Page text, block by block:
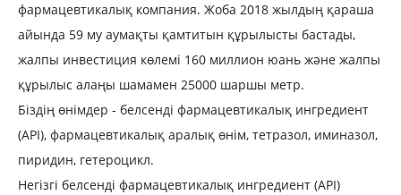
фармацевтикалық компания. Жоба 2018 жылдың қараша
айында 59 му аумақты қамтитын құрылысты бастады,
жалпы инвестиция көлемі 160 миллион юань және жалпы
құрылыс алаңы шамамен 25000 шаршы метр.
Біздің өнімдер - белсенді фармацевтикалық ингредиент
(API), фармацевтикалық аралық өнім, тетразол, иминазол,
пиридин, гетероцикл.
Негізгі белсенді фармацевтикалық ингредиент (API)